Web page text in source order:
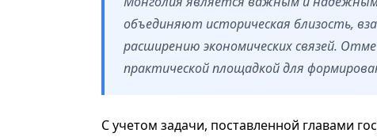
объединяют историческая близость,
расширению экономических связей.
практической площадкой для
С учетом задачи, поставленной главами